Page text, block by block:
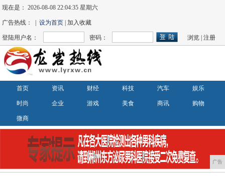
现在是：2026-08-08 22:04:35 星期六
广告热线： |设为首页 | 加入收藏
登陆用户名： 密码： 浏览 |注册
首页 资讯 财经 科技 汽车 娱乐
时尚 企业 游戏 美食 商讯 购物
微商
广告